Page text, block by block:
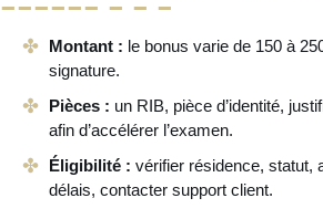
Montant : le bonus varie de 150 à
signature.
Pièces : un RIB, pièce d’identité,
afin d’accélérer l’examen.
Éligibilité : vérifier résidence, statut,
délais, contacter support client.